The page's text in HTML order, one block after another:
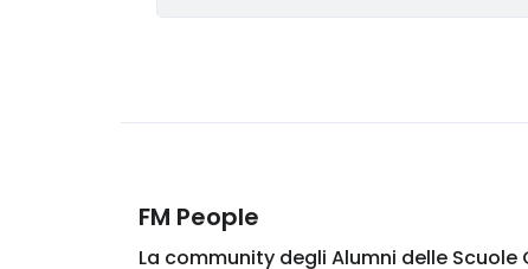
FM People
La community degli Alumni delle Scuole